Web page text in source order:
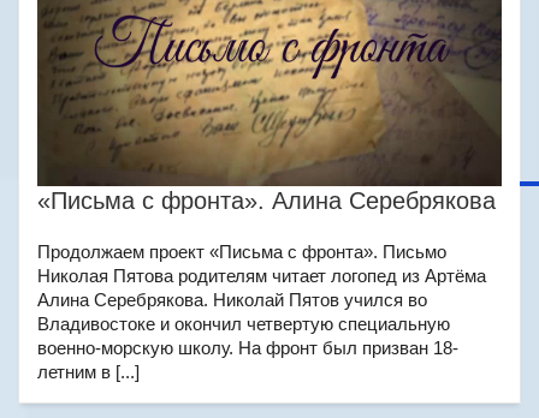
«Письма с фронта». Алина Серебрякова
Продолжаем проект «Письма с фронта». Письмо
Николая Пятова родителям читает логопед из Артёма
Алина Серебрякова. Николай Пятов учился во
Владивостоке и окончил четвертую специальную
военно-морскую школу. На фронт был призван 18-
летним в [...]